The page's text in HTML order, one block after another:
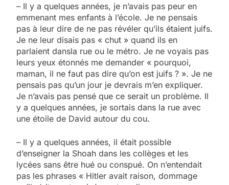
– Il y a quelques années, je n’avais pas peur en
emmenant mes enfants à l’école. Je ne pensais
pas à leur dire de ne pas révéler qu’ils étaient juifs.
Je ne leur disais pas « chut » quand ils en
parlaient dansla rue ou le métro. Je ne voyais pas
leurs yeux étonnés me demander « pourquoi,
maman, il ne faut pas dire qu’on est juifs ? ». Je ne
pensais pas qu’un jour je devrais m’en expliquer.
Je n’avais pas pensé que ce serait un problème. Il
y a quelques années, je sortais dans la rue avec
une étoile de David autour du cou.
– Il y a quelques années, il était possible
d’enseigner la Shoah dans les collèges et les
lycées sans être hué ou conspué. On n’entendait
pas les phrases « Hitler avait raison, dommage